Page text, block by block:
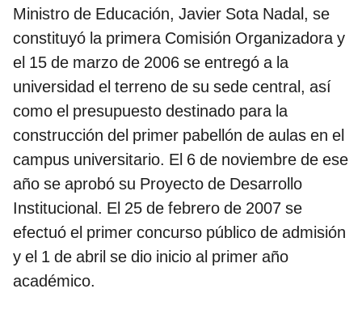
Ministro de Educación, Javier Sota Nadal, se
constituyó la primera Comisión Organizadora y
el 15 de marzo de 2006 se entregó a la
universidad el terreno de su sede central, así
como el presupuesto destinado para la
construcción del primer pabellón de aulas en el
campus universitario. El 6 de noviembre de ese
año se aprobó su Proyecto de Desarrollo
Institucional. El 25 de febrero de 2007 se
efectuó el primer concurso público de admisión
y el 1 de abril se dio inicio al primer año
académico.